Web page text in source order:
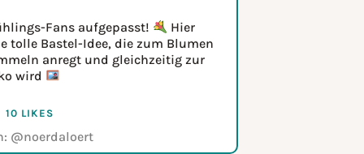
Fans aufgepasst!
Hier
tolle Bastel-Idee, die zum Blumen
anregt und gleichzeitig zur
wird
10 LIKES
@noerdaloert